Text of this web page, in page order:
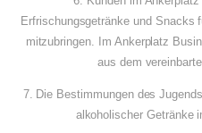
Erfrischungsgetränke und Snacks
mitzubringen. Im Ankerplatz
aus dem
7. Die Bestimmungen des
alkoholischer Getränke